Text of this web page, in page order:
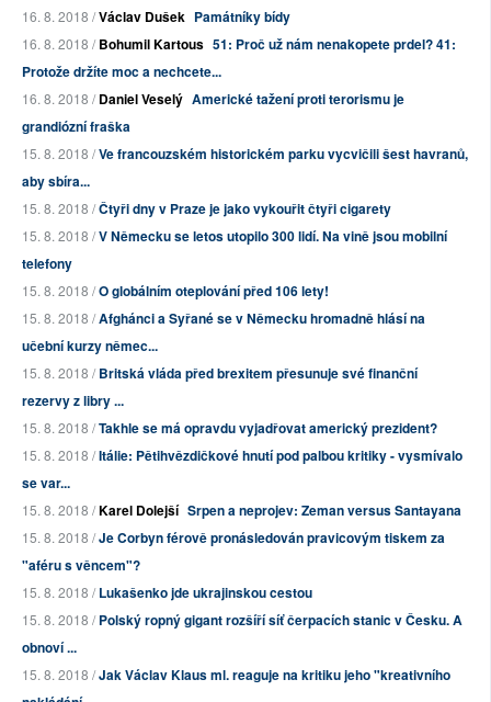
16. 8. 2018 /Václav Dušek Památníky bídy
16. 8. 2018 /Bohumil Kartous 51: Proč už nám nenakopete prdel? 41:
Protože držíte moc a nechcete...
16. 8. 2018 /Daniel Veselý Americké tažení proti terorismu je
grandiózní fraška
15. 8. 2018 /Ve francouzském historickém parku vycvičili šest havranů,
aby sbíra...
15. 8. 2018 /Čtyři dny v Praze je jako vykouřit čtyři cigarety
15. 8. 2018 /V Německu se letos utopilo 300 lidí. Na vině jsou mobilní
telefony
15. 8. 2018 /O globálním oteplování před 106 lety!
15. 8. 2018 /Afghánci a Syřané se v Německu hromadně hlásí na
učební kurzy němec...
15. 8. 2018 /Britská vláda před brexitem přesunuje své finanční
rezervy z libry ...
15. 8. 2018 /Takhle se má opravdu vyjadřovat americký prezident?
15. 8. 2018 /Itálie: Pětihvězdičkové hnutí pod palbou kritiky - vysmívalo
se var...
15. 8. 2018 /Karel Dolejší Srpen a neprojev: Zeman versus Santayana
15. 8. 2018 /Je Corbyn férově pronásledován pravicovým tiskem za
"aféru s věncem"?
15. 8. 2018 /Lukašenko jde ukrajinskou cestou
15. 8. 2018 /Polský ropný gigant rozšíří síť čerpacích stanic v Česku. A
obnoví ...
15. 8. 2018 /Jak Václav Klaus ml. reaguje na kritiku jeho "kreativního